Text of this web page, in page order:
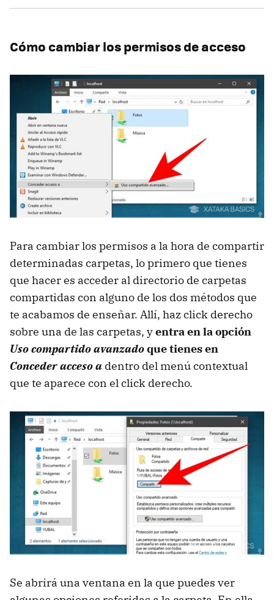
Cómo cambiar los permisos de acceso
Para cambiar los permisos a la hora de compartir
determinadas carpetas, lo primero que tienes
que hacer es acceder al directorio de carpetas
compartidas con alguno de los dos métodos que
te acabamos de enseñar. Allí, haz click derecho
sobre una de las carpetas, yentra en la opción
Uso compartido avanzadoque tienes en
Conceder acceso a dentro del menú contextual
que te aparece con el click derecho.
Se abrirá una ventana en la que puedes ver